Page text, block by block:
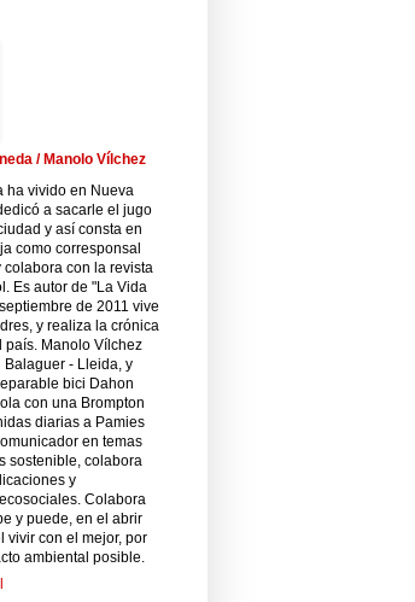
/ Manolo Vílchez
ha vivido en Nueva
a sacarle el jugo
y así consta en
como corresponsal
colabora con la revista
Es autor de "La Vida
de 2011 vive
y realiza la crónica
país. Manolo Vílchez
Balaguer - Lleida, y
bici Dahon
con una Brompton
diarias a Pamies
en temas
sostenible, colabora
y
Colabora
y puede, en el abrir
vivir con el mejor, por
ambiental posible.